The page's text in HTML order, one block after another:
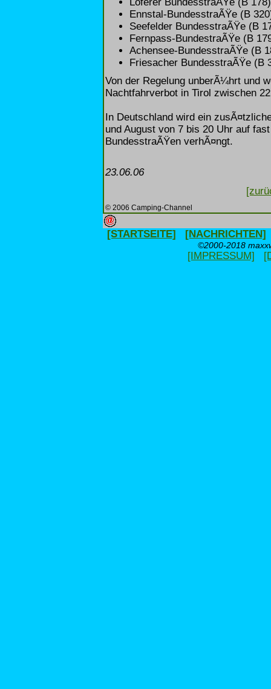
Ennstal-BundesstraÃŸe (B
Seefelder BundesstraÃŸe (B
Fernpass-BundestraÃŸe (B
Achensee-BundesstraÃŸe (B
Friesacher BundesstraÃŸe (B
Von der Regelung unberÃ¼hrt und
Nachtfahrverbot in Tirol zwischen
In Deutschland wird ein
und August von 7 bis 20 Uhr auf
BundesstraÃŸen verhÃ¤ngt.
23.06.06
© 2006 Camping-Channel
[STARTSEITE] [NACHRICHTEN]
©2000-2018
[IMPRESSUM]